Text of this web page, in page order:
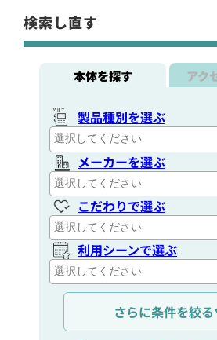
検索し直す
本体を探す アク
製品種別を選ぶ
メーカーを選ぶ
こだわりで選ぶ
利用シーンで選ぶ
通信距離を選ぶ
さらに条件を絞る